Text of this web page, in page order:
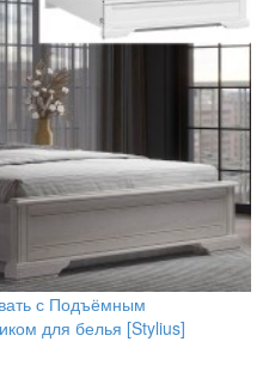
с Подъёмным
для белья [Stylius]